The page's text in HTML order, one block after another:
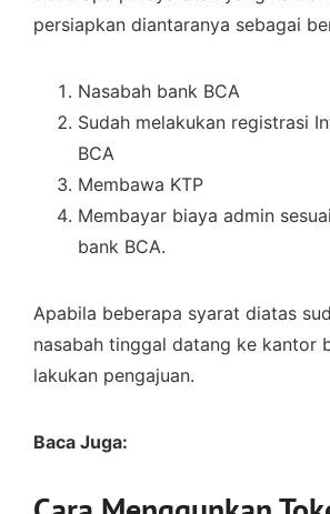
persiapkan diantaranya sebagai
Nasabah bank BCA
Sudah melakukan registrasi
BCA
Membawa KTP
Membayar biaya admin
bank BCA.
Apabila beberapa syarat diatas
nasabah tinggal datang ke kantor
lakukan pengajuan.
Baca Juga: